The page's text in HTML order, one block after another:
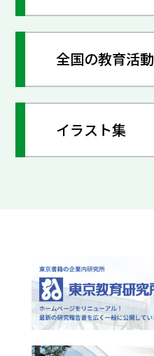
全国の教育活動
イラスト集